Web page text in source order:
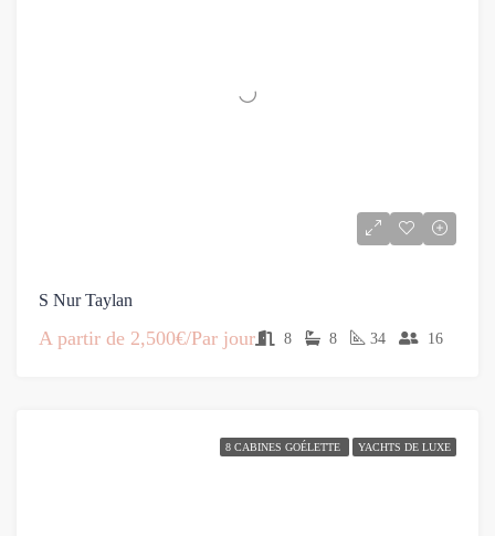
S Nur Taylan
A partir de 2,500€/Par jour 8 8 34 16
8 CABINES GOÉLETTE YACHTS DE LUXE